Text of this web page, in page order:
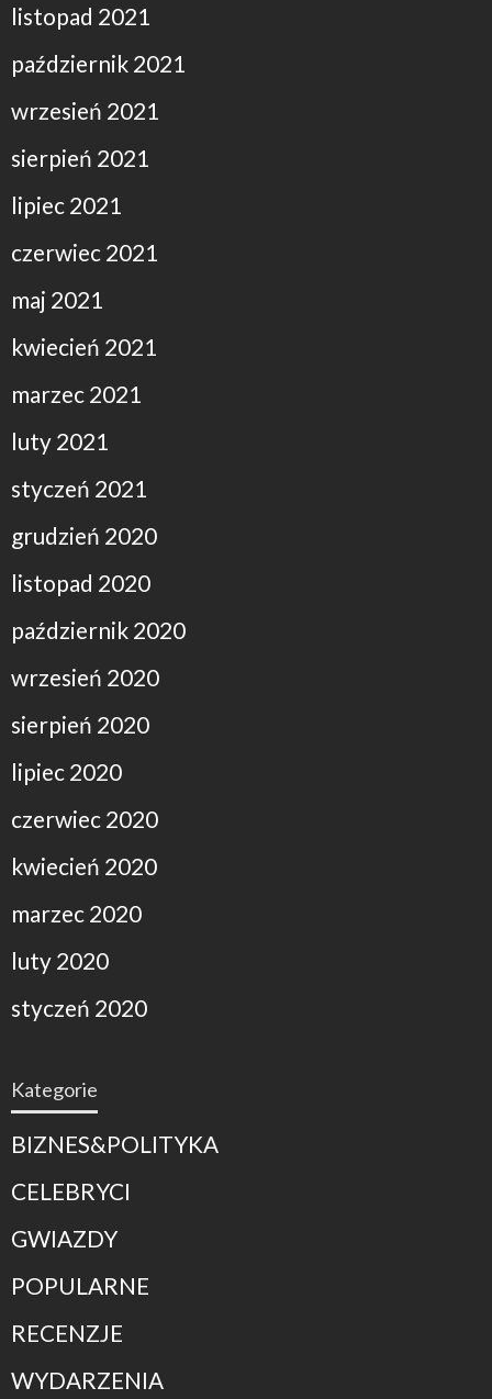
listopad 2021
październik 2021
wrzesień 2021
sierpień 2021
lipiec 2021
czerwiec 2021
maj 2021
kwiecień 2021
marzec 2021
luty 2021
styczeń 2021
grudzień 2020
listopad 2020
październik 2020
wrzesień 2020
sierpień 2020
lipiec 2020
czerwiec 2020
kwiecień 2020
marzec 2020
luty 2020
styczeń 2020
Kategorie
BIZNES&POLITYKA
CELEBRYCI
GWIAZDY
POPULARNE
RECENZJE
WYDARZENIA